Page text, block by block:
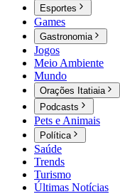
Esportes
Games
Gastronomia
Jogos
Meio Ambiente
Mundo
Orações Itatiaia
Podcasts
Pets e Animais
Política
Saúde
Trends
Turismo
Últimas Notícias